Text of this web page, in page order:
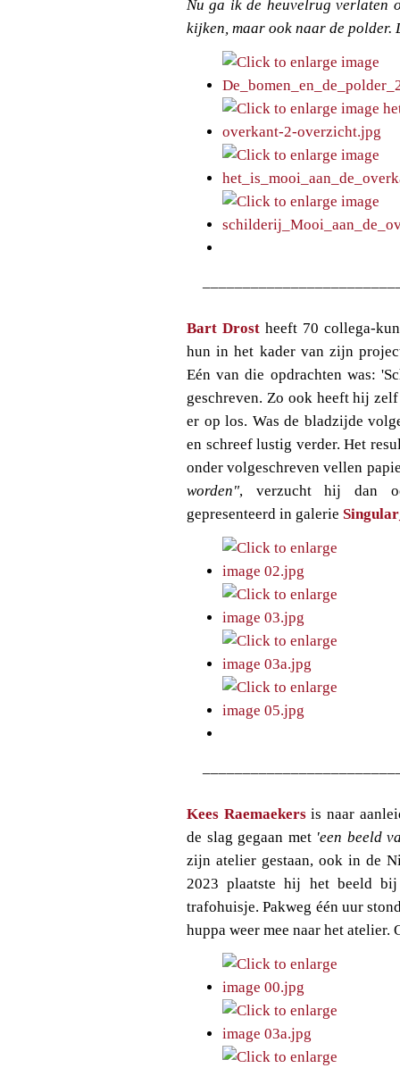
Nu ga ik de heuvelrug verlaten
kijken, maar ook naar de
Bart Drost heeft 70 collega-
hun in het kader van zijn
Eén van die opdrachten was:
geschreven. Zo ook heeft hij
er op los. Was de bladzijde
en schreef lustig verder. Het
onder volgeschreven vellen
worden", verzucht hij dan
gepresenteerd in galerie
Kees Raemaekersis naar
de slag gegaan met'een beeld
zijn atelier gestaan, ook in de
2023 plaatste hij het beeld
trafohuisje. Pakweg één uur
huppa weer mee naar het atelier.